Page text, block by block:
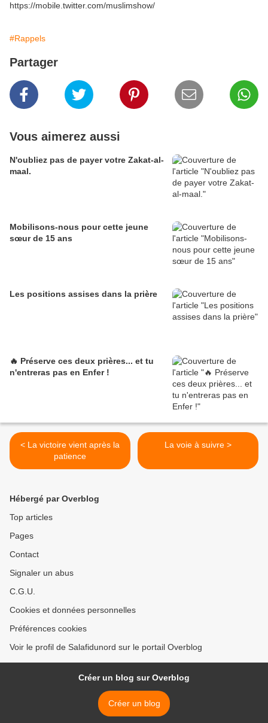
https://mobile.twitter.com/muslimshow/
#Rappels
Partager
Vous aimerez aussi
N'oubliez pas de payer votre Zakat-al-
maal.
Mobilisons-nous pour cette jeune
sœur de 15 ans
Les positions assises dans la prière
🔥 Préserve ces deux prières... et tu
n'entreras pas en Enfer !
< La victoire vient après la
patience
La voie à suivre >
Hébergé par Overblog
Top articles
Pages
Contact
Signaler un abus
C.G.U.
Cookies et données personnelles
Préférences cookies
Voir le profil de Salafidunord sur le portail Overblog
Créer un blog sur Overblog
Créer un blog